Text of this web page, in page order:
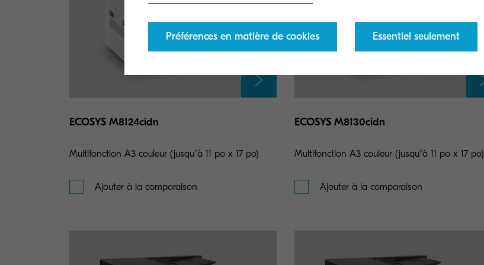
ECOSYS M8124cidn
Multifonction A3 couleur (jusqu''à 11 po x 17 po)
Ajouter à la comparaison
ECOSYS M8130cidn
Multifonction A3 couleur (jusqu''à 11 po x 17 po)
Ajouter à la comparaison
Préférences en matière de cookies Essentiel seulement